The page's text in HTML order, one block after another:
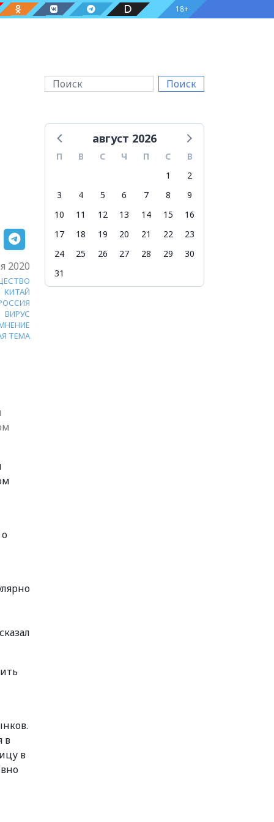
18+
Поиск
2020
КИТАЙ
ВИРУС
ТЕМА
в
в
август 2026
П В С Ч П С
В
1
2
3
4 5 6 7 8
9
10
11 12 13 14 15
16
17
18 19 20 21 22
23
24
25 26 27 28 29
30
31